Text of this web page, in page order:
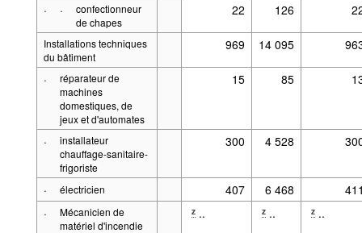
· ·
confectionneur
de chapes
22 126
Installations techniques
du bâtiment
969 14 095
·
réparateur de
machines
domestiques, de
jeux et d'automates
15 85
·
installateur
chauffage-sanitaire-
frigoriste
300 4 528
· électricien 407 6 468
·
Mécanicien de
matériel d'incendie
z .. z .. z ..